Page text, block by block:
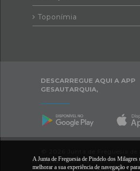
Toponímia
DESCARREGUE AQUI A APP
GESAUTARQUIA,
Milagres. Todos os direitos
A Junta de Freguesia de Pindelo dos Milagres
melhorar a sua experiência de navegação e